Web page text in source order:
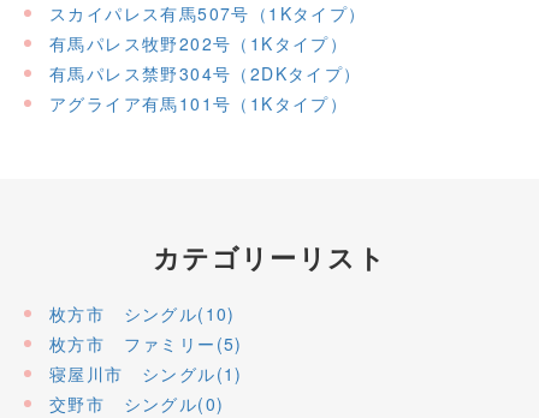
スカイパレス有馬507号（1Kタイプ）
有馬パレス牧野202号（1Kタイプ）
有馬パレス禁野304号（2DKタイプ）
アグライア有馬101号（1Kタイプ）
カテゴリーリスト
枚方市 シングル(10)
枚方市 ファミリー(5)
寝屋川市 シングル(1)
交野市 シングル(0)